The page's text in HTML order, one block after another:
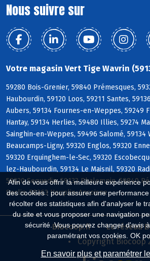
Afin de vous offrir la meilleure expérience
des cookies : pour assurer une
récolter des statistiques afin d'analyser le
du site et vous proposer une navigation
sécurité. Vous pouvez changer d'avis
paramétrant vos cookies. OK
En savoir plus et paramétrer
Nous suivre sur
Votre magasin Vert Tige Wavrin
59280 Bois-Grenier, 59840 Prémesques,
Haubourdin, 59120 Loos, 59211 Santes,
Aubers, 59134 Fournes-en-Weppes, 59249
Hantay, 59134 Herlies, 59480 Illies, 59274
Sainghin-en-Weppes, 59496 Salomé, 59134
Beaucamps-Ligny, 59320 Englos, 59320
59320 Erquinghem-le-Sec, 59320
lez-Haubourdin, 59134 Le Maisnil, 59320
59320 Sequedin, 59133 Phalempin, 59840
Seclin, 59263 Houplin-Ancoisne
Biocoop.fr
Le réseau
Copyright Biocoop